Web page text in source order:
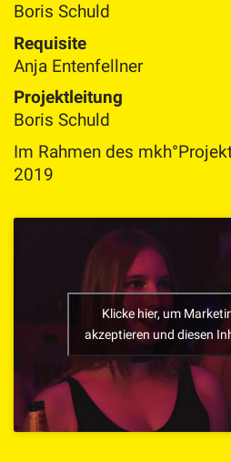
Boris Schuld
Requisite
Anja Entenfellner
Projektleitung
Boris Schuld
Im Rahmen des
2019
Klicke hier, um
akzeptieren und diesen